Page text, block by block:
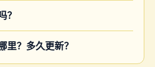
？
里？多久更新？